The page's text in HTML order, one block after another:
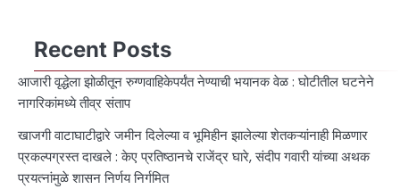
Recent Posts
आजारी वृद्धेला झोळीतून रुग्णवाहिकेपर्यंत नेण्याची भयानक वेळ : घोटीतील घटनेने
नागरिकांमध्ये तीव्र संताप
खाजगी वाटाघाटीद्वारे जमीन दिलेल्या व भूमिहीन झालेल्या शेतकऱ्यांनाही मिळणार
प्रकल्पग्रस्त दाखले : केए प्रतिष्ठानचे राजेंद्र घारे, संदीप गवारी यांच्या अथक
प्रयत्नांमुळे शासन निर्णय निर्गमित